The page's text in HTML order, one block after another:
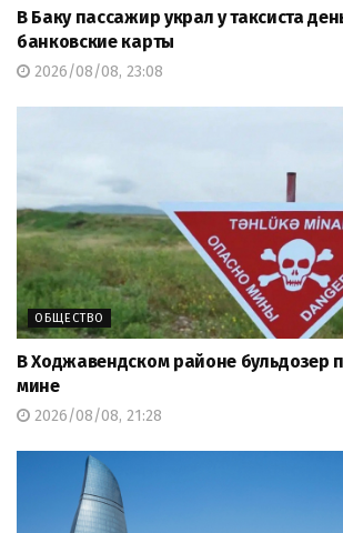
В Баку пассажир украл у таксиста
банковские карты
2026/08/08, 23:08
ОБЩЕСТВО
В Ходжавендском районе бульдозер
мине
2026/08/08, 21:28